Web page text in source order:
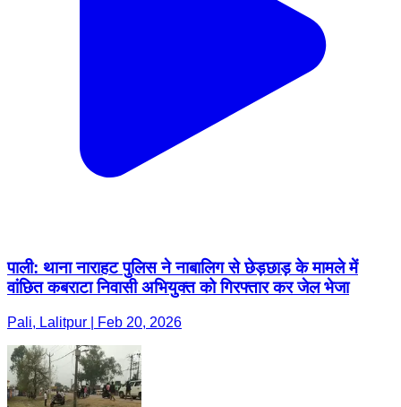
पाली: थाना नाराहट पुलिस ने नाबालिग से छेड़छाड़ के मामले में
वांछित कबराटा निवासी अभियुक्त को गिरफ्तार कर जेल भेजा
Pali, Lalitpur | Feb 20, 2026